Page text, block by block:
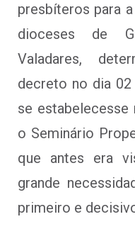
presbíteros para
dioceses de
Valadares,
decreto no dia
se estabelecesse
o Seminário
que antes era
grande
primeiro e